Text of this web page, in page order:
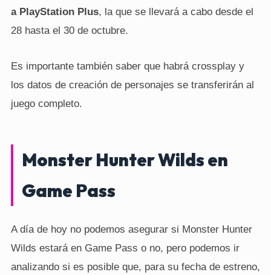
a PlayStation Plus, la que se llevará a cabo desde el
28 hasta el 30 de octubre.
Es importante también saber que habrá crossplay y
los datos de creación de personajes se transferirán al
juego completo.
Monster Hunter Wilds en
Game Pass
A día de hoy no podemos asegurar si Monster Hunter
Wilds estará en Game Pass o no, pero podemos ir
analizando si es posible que, para su fecha de estreno,